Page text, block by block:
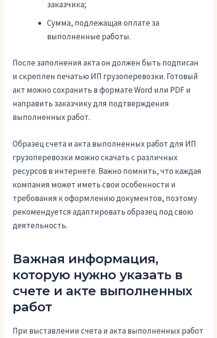
заказчика;
Сумма, подлежащая оплате за
выполненные работы.
После заполнения акта он должен быть подписан
и скреплен печатью ИП грузоперевозки. Готовый
акт можно сохранить в формате Word или PDF и
направить заказчику для подтверждения
выполненных работ.
Образец счета и акта выполненных работ для ИП
грузоперевозки можно скачать с различных
ресурсов в интернете. Важно помнить, что каждая
компания может иметь свои особенности и
требования к оформлению документов, поэтому
рекомендуется адаптировать образец под свою
деятельность.
Важная информация,
которую нужно указать в
счете и акте выполненных
работ
При выставлении счета и акта выполненных работ